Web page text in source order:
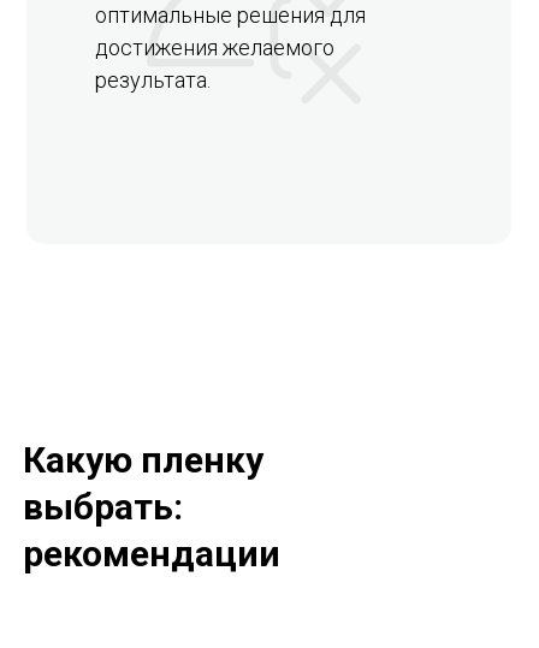
оптимальные решения для
достижения желаемого
результата.
Какую пленку
выбрать:
рекомендации